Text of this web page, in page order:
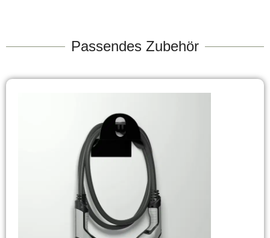
Passendes Zubehör